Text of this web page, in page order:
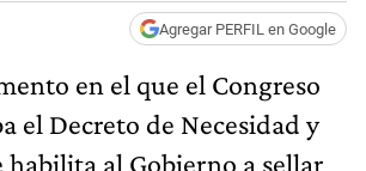
Agregar PERFIL en Google
en el que el Congreso
el Decreto de Necesidad y
habilita al Gobierno a sellar